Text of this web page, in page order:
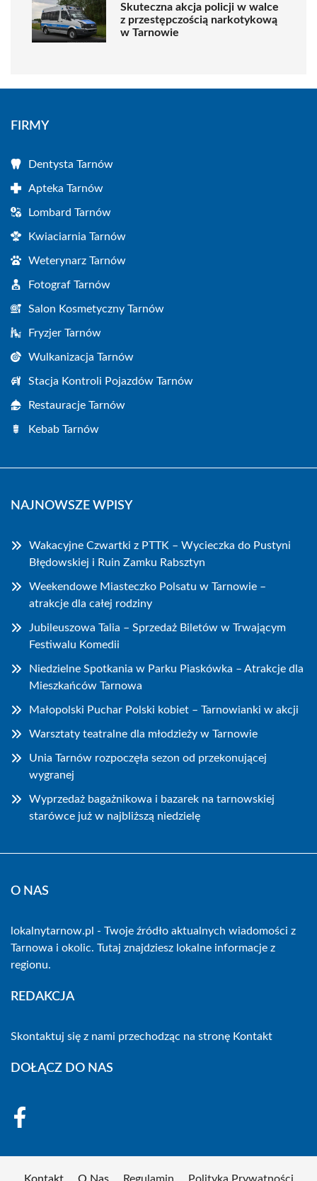
Skuteczna akcja policji w walce
z przestępczością narkotykową
w Tarnowie
FIRMY
Dentysta Tarnów
Apteka Tarnów
Lombard Tarnów
Kwiaciarnia Tarnów
Weterynarz Tarnów
Fotograf Tarnów
Salon Kosmetyczny Tarnów
Fryzjer Tarnów
Wulkanizacja Tarnów
Stacja Kontroli Pojazdów Tarnów
Restauracje Tarnów
Kebab Tarnów
NAJNOWSZE WPISY
Wakacyjne Czwartki z PTTK – Wycieczka do Pustyni
Błędowskiej i Ruin Zamku Rabsztyn
Weekendowe Miasteczko Polsatu w Tarnowie –
atrakcje dla całej rodziny
Jubileuszowa Talia – Sprzedaż Biletów w Trwającym
Festiwalu Komedii
Niedzielne Spotkania w Parku Piaskówka – Atrakcje dla
Mieszkańców Tarnowa
Małopolski Puchar Polski kobiet – Tarnowianki w akcji
Warsztaty teatralne dla młodzieży w Tarnowie
Unia Tarnów rozpoczęła sezon od przekonującej
wygranej
Wyprzedaż bagażnikowa i bazarek na tarnowskiej
starówce już w najbliższą niedzielę
O NAS
lokalnytarnow.pl - Twoje źródło aktualnych wiadomości z
Tarnowa i okolic. Tutaj znajdziesz lokalne informacje z
regionu.
REDAKCJA
Skontaktuj się z nami przechodząc na stronę Kontakt
DOŁĄCZ DO NAS